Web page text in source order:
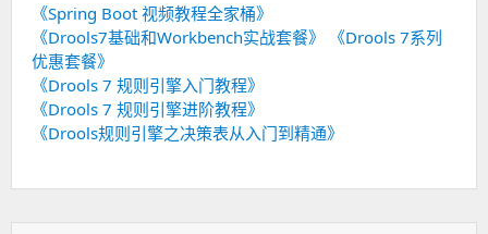
《Spring Boot 视频教程全家桶》
《Drools7基础和Workbench实战套餐》
《Drools 7系列
优惠套餐》
《Drools 7 规则引擎入门教程》
《Drools 7 规则引擎进阶教程》
《Drools规则引擎之决策表从入门到精通》